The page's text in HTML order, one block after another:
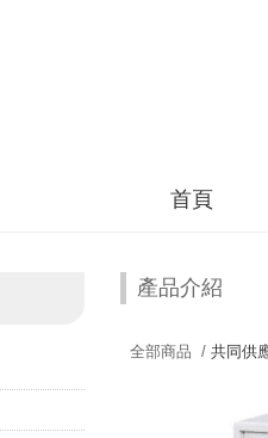
首頁
產品介紹
全部商品 / 共同供